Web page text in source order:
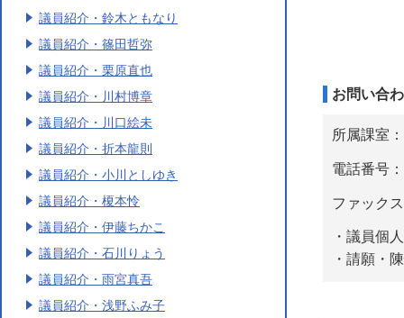
議員紹介・鈴木ともなり
議員紹介・篠田哲弥
議員紹介・栗原直也
議員紹介・川村博章
議員紹介・川口絵未
議員紹介・折本龍則
議員紹介・小川としゆき
議員紹介・榎本怜
議員紹介・伊藤ちかこ
議員紹介・石川りょう
議員紹介・雨宮真吾
議員紹介・浅野ふみ子
お問い合
所属課室：
電話番号
ファック
・議員個
・請願・